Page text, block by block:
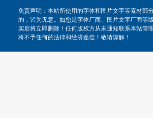
免责声明：本站所使用的字体和图片文字等素材部
的，皆为无意。如您是字体厂商、图片文字厂商等
实后将立即删除！任何版权方从未通知联系本站管
将不予任何的法律和经济赔偿！敬请谅解！